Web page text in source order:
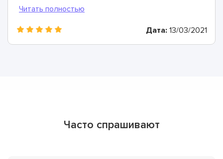
Дата: 13/03/2021
Часто спрашивают